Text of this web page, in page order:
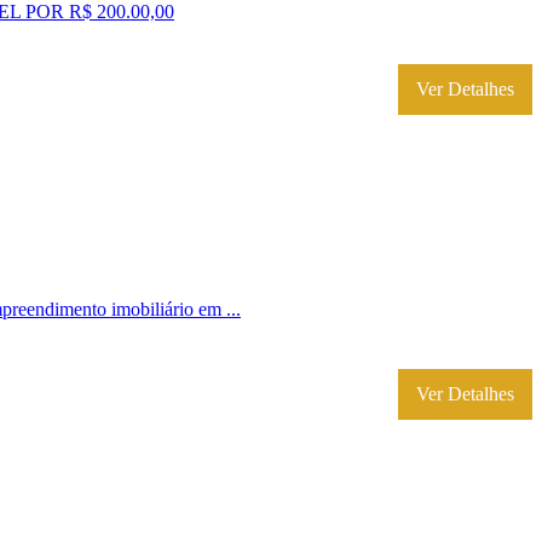
POR R$ 200.00,00
Ver Detalhes
imobiliário em ...
Ver Detalhes